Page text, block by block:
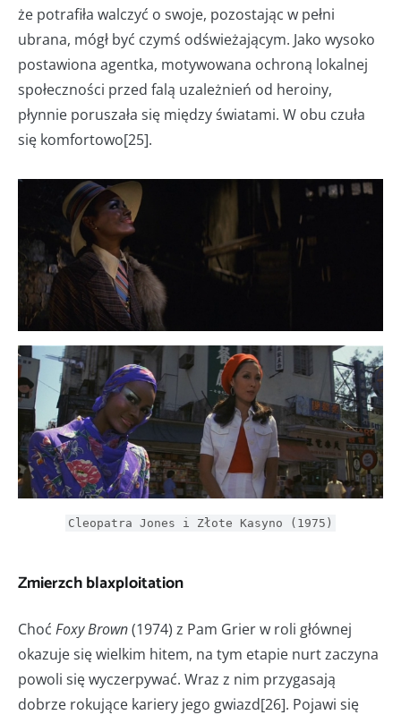
że potrafiła walczyć o swoje, pozostając w pełni
ubrana, mógł być czymś odświeżającym. Jako wysoko
postawiona agentka, motywowana ochroną lokalnej
społeczności przed falą uzależnień od heroiny,
płynnie poruszała się między światami. W obu czuła
się komfortowo[25].
Cleopatra Jones i Złote Kasyno (1975)
Zmierzch blaxploitation
Choć Foxy Brown(1974) z Pam Grier w roli głównej
okazuje się wielkim hitem, na tym etapie nurt zaczyna
powoli się wyczerpywać. Wraz z nim przygasają
dobrze rokujące kariery jego gwiazd[26]. Pojawi się